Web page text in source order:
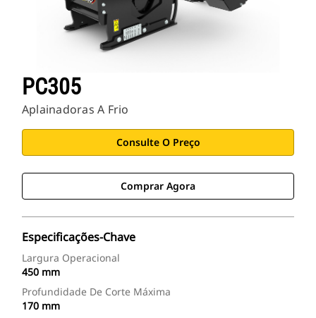
PC305
Aplainadoras A Frio
Consulte O Preço
Comprar Agora
Especificações-Chave
Largura Operacional
450 mm
Profundidade De Corte Máxima
170 mm